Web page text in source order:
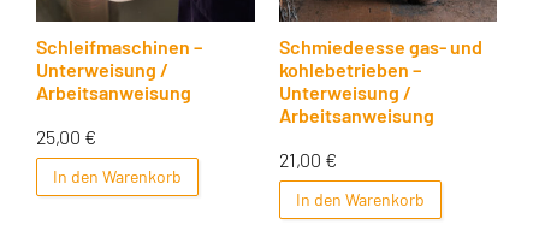
Schleifmaschinen –
Unterweisung /
Arbeitsanweisung
25,00 €
In den Warenkorb
Schmiedeesse gas- und
kohlebetrieben –
Unterweisung /
Arbeitsanweisung
21,00 €
In den Warenkorb